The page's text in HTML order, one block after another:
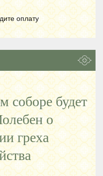
оплату
соборе будет
о
греха